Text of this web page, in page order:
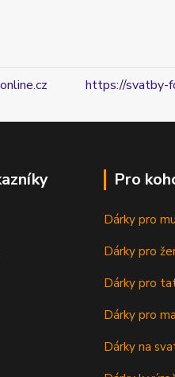
https://svatby-
Pro
Dárky pro
Dárky pro
Dárky pro
Dárky pro
Dárky na